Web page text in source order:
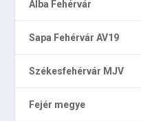
Alba Fehérvár
Sapa Fehérvár AV19
Székesfehérvár MJV
Fejér megye